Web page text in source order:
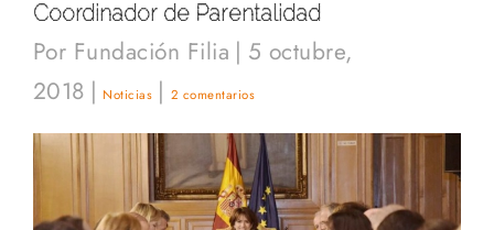
Coordinador de Parentalidad
Por Fundación Filia | 5 octubre,
2018 | Noticias | 2 comentarios